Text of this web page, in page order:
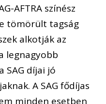
AFTRA színész
tömörült tagság
alkotják az
legnagyobb
SAG díjai jó
A SAG fődíjas
minden esetben